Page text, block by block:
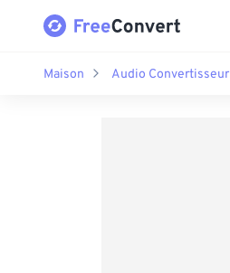
Maison Audio Convertisseur